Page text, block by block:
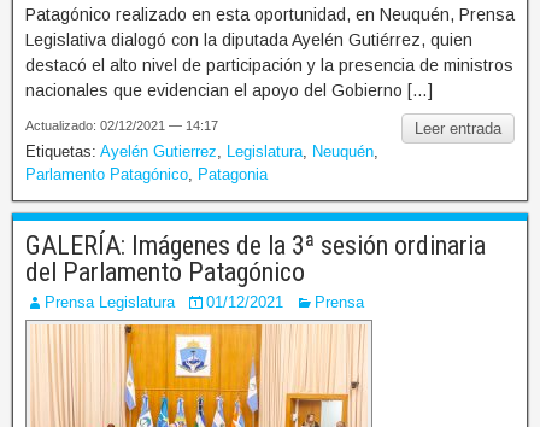
Patagónico realizado en esta oportunidad, en Neuquén, Prensa
Legislativa dialogó con la diputada Ayelén Gutiérrez, quien
destacó el alto nivel de participación y la presencia de ministros
nacionales que evidencian el apoyo del Gobierno […]
Leer entrada
Actualizado: 02/12/2021 — 14:17
Etiquetas: Ayelén Gutierrez Legislatura Neuquén
Parlamento Patagónico
Patagonia
GALERÍA: Imágenes de la 3ª sesión ordinaria
del Parlamento Patagónico
Prensa Legislatura 01/12/2021 Prensa